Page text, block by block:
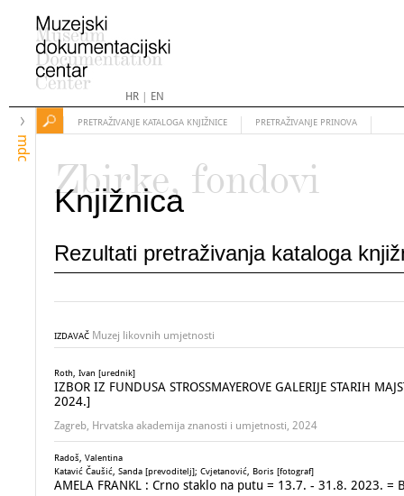
HR| EN
mdc
PRETRAŽIVANJE KATALOGA KNJIŽNICE PRETRAŽIVANJE PRINOVA
Zbirke, fondovi
Knjižnica
Rezultati pretraživanja kataloga
IZDAVAČ Muzej likovnih umjetnosti
Roth, Ivan [urednik]
IZBOR IZ FUNDUSA STROSSMAYEROVE GALERIJE
2024.]
Zagreb, Hrvatska akademija znanosti i umjetnosti, 2024
Radoš, Valentina
Katavić Čaušić, Sanda [prevoditelj]; Cvjetanović, Boris [fotograf]
AMELA FRANKL : Crno staklo na putu = 13.7. - 31.8. 2023. =